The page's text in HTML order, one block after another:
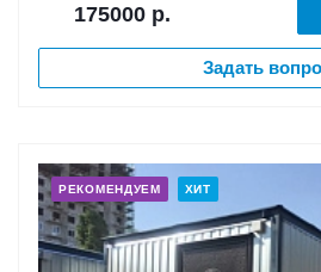
175000 р.
Задать
РЕКОМЕНДУЕМ ХИТ